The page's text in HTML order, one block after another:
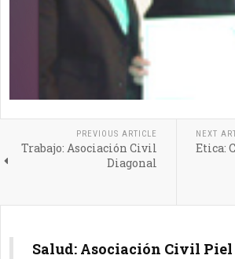
PREVIOUS ARTICLE
Trabajo: Asociación Civil
Diagonal
NEXT
Etica:
Salud: Asociación Civil Piel